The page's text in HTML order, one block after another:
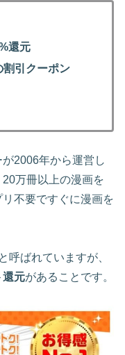
還元
割引クーポン
2006年から運営し
万冊以上の漫画を
不要ですぐに漫画を
呼ばれていますが、
還元があることです。